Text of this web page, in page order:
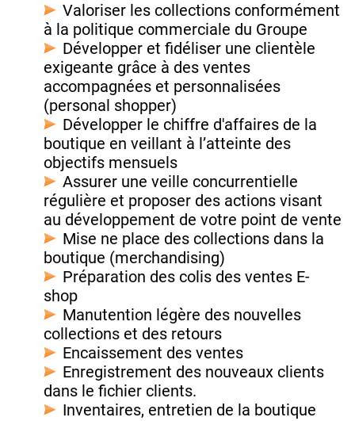
Valoriser les collections conformément
à la politique commerciale du Groupe
Développer et fidéliser une clientèle
exigeante grâce à des ventes
accompagnées et personnalisées
(personal shopper)
Développer le chiffre d'affaires de la
boutique en veillant à l’atteinte des
objectifs mensuels
Assurer une veille concurrentielle
régulière et proposer des actions visant
au développement de votre point de vente
Mise ne place des collections dans la
boutique (merchandising)
Préparation des colis des ventes E-
shop
Manutention légère des nouvelles
collections et des retours
Encaissement des ventes
Enregistrement des nouveaux clients
dans le fichier clients.
Inventaires, entretien de la boutique